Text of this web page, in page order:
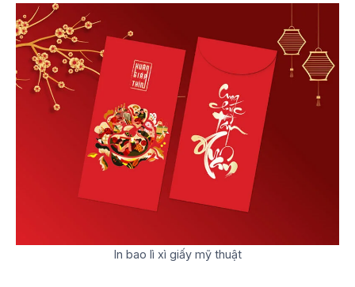
In bao lì xì giấy mỹ thuật